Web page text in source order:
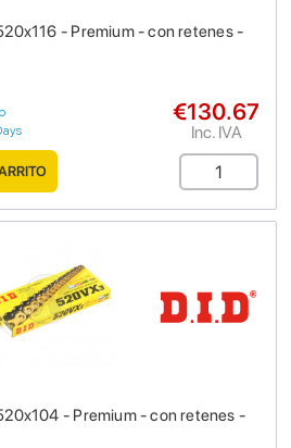
- Premium - con retenes -
€130.67
Inc. IVA
- Premium - con retenes -